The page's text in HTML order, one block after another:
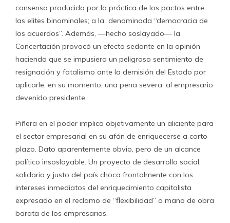
consenso producida por la práctica de los pactos entre
las elites binominales; a la denominada “democracia de
los acuerdos”. Además, —hecho soslayado— la
Concertación provocó un efecto sedante en la opinión
haciendo que se impusiera un peligroso sentimiento de
resignación y fatalismo ante la demisión del Estado por
aplicarle, en su momento, una pena severa, al empresario
devenido presidente.
Piñera en el poder implica objetivamente un aliciente para
el sector empresarial en su afán de enriquecerse a corto
plazo. Dato aparentemente obvio, pero de un alcance
político insoslayable. Un proyecto de desarrollo social,
solidario y justo del país choca frontalmente con los
intereses inmediatos del enriquecimiento capitalista
expresado en el reclamo de “flexibilidad” o mano de obra
barata de los empresarios.